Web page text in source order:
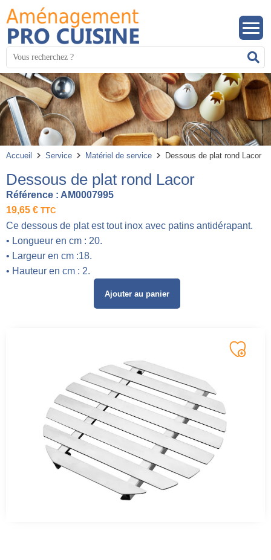
Mots
clés
:
Accueil Service Matériel de service Dessous de plat rond Lacor
Dessous de plat rond Lacor
Référence : AM0007995
19,65 € TTC
Ce dessous de plat est tout inox avec patins antidérapant.
• Longueur en cm : 20.
• Largeur en cm :18.
• Hauteur en cm : 2.
Ajouter au panier
Panneau de gestion des cookies